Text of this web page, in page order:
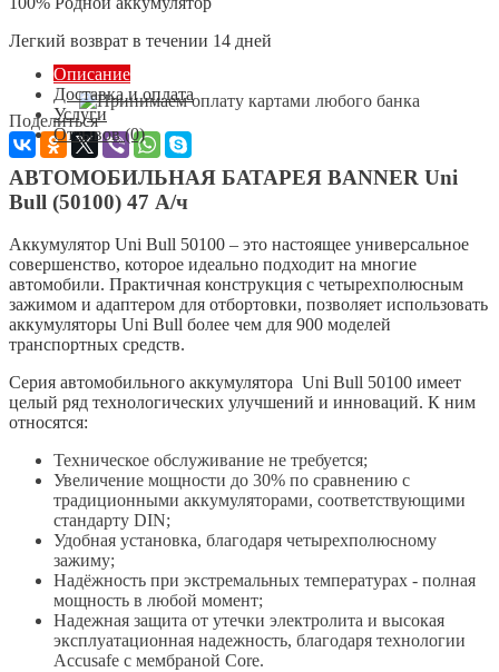
Легкий возврат в течении 14 дней
Поделиться
Описание
Доставка и оплата
Услуги
Отзывов (0)
АВТОМОБИЛЬНАЯ БАТАРЕЯ BANNER Uni
Bull (50100) 47 А/ч
Аккумулятор Uni Bull 50100 – это настоящее универсальное
совершенство, которое идеально подходит на многие
автомобили. Практичная конструкция с четырехполюсным
зажимом и адаптером для отбортовки, позволяет использовать
аккумуляторы Uni Bull более чем для 900 моделей
транспортных средств.
Серия автомобильного аккумулятора Uni Bull 50100 имеет
целый ряд технологических улучшений и инноваций. К ним
относятся:
Техническое обслуживание не требуется;
Увеличение мощности до 30% по сравнению с
традиционными аккумуляторами, соответствующими
стандарту DIN;
Удобная установка, благодаря четырехполюсному
зажиму;
Надёжность при экстремальных температурах - полная
мощность в любой момент;
Надежная защита от утечки электролита и высокая
эксплуатационная надежность, благодаря технологии
Accusafe с мембраной Core.